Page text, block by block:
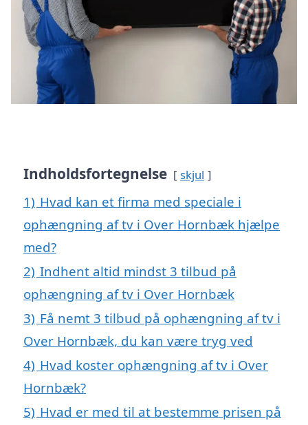
Indholdsfortegnelse skjul
1) Hvad kan et firma med speciale i
ophængning af tv i Over Hornbæk hjælpe
med?
2) Indhent altid mindst 3 tilbud på
ophængning af tv i Over Hornbæk
3) Få nemt 3 tilbud på ophængning af tv i
Over Hornbæk, du kan være tryg ved
4) Hvad koster ophængning af tv i Over
Hornbæk?
5) Hvad er med til at bestemme prisen på